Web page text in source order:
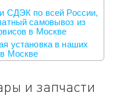
СДЭК по всей России,
самовывоз из
в Москве
установка в наших
Москве
и запчасти